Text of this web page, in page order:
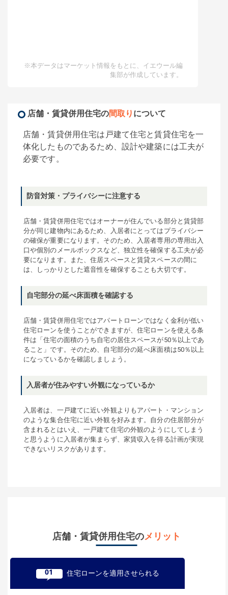
※本データはマーケット情報をもとに、イエウール編
集部が作成しています。
店舗・賃貸併用住宅の間取り について
店舗・賃貸併用住宅は戸建て住宅と賃貸住宅を一
体化したものであるため、設計や建築には工夫が
必要です。
防音対策・プライバシーに注意する
店舗・賃貸併用住宅ではオーナーが住んでいる部分と賃貸部
分が同じ建物内にあるため、入居者にとってはプライバシー
の確保が重要になります。そのため、入居者専用の専用出入
口や個別のメールボックスなど、独立性を確保する工夫が必
要になります。また、住居スペースと賃貸スペースの間に
は、しっかりとした遮音性を確保することも大切です。
自宅部分の延べ床面積を確認する
店舗・賃貸併用住宅ではアパートローンではなく金利が低い
住宅ローンを使うことができますが、住宅ローンを使える条
件は「住宅の面積のうち自宅の居住スペースが50％以上であ
ること」です。そのため、自宅部分の延べ床面積は50％以上
になっているかを確認しましょう。
入居者が住みやすい外観になっているか
入居者は、一戸建てに近い外観よりもアパート・マンション
のような集合住宅に近い外観を好みます。自分の住居部分が
含まれるとはいえ、一戸建て住宅の外観のようにしてしまう
と思うように入居者が集まらず、家賃収入を得る計画が実現
できないリスクがあります。
店舗・賃貸併用住宅のメリット
01 住宅ローンを適用させられる